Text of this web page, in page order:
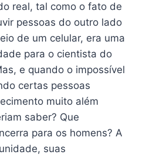
real, tal como o fato de
pessoas do outro lado
de um celular, era uma
para o cientista do
e quando o impossível
certas pessoas
muito além
saber? Que
para os homens? A
suas